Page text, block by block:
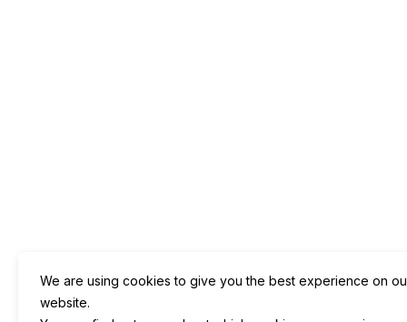
We are using cookies to give you the best experience on
website.